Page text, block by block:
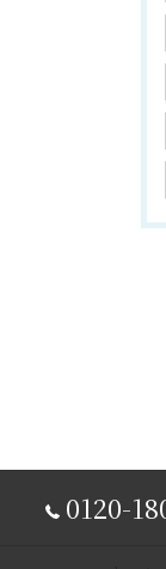
0120-